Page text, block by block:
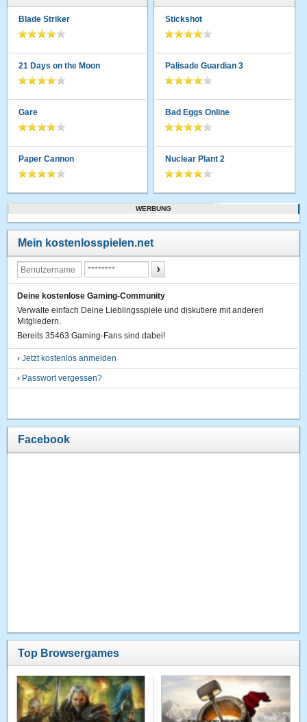
Blade Striker
21 Days on the Moon
Gare
Paper Cannon
Stickshot
Palisade Guardian 3
Bad Eggs Online
Nuclear Plant 2
WERBUNG
Mein kostenlosspielen.net
Deine kostenlose Gaming-Community
Verwalte einfach Deine Lieblingsspiele und diskutiere mit anderen
Mitgliedern.
Bereits 35463 Gaming-Fans sind dabei!
›Jetzt kostenlos anmelden
› Passwort vergessen?
Facebook
Top Browsergames